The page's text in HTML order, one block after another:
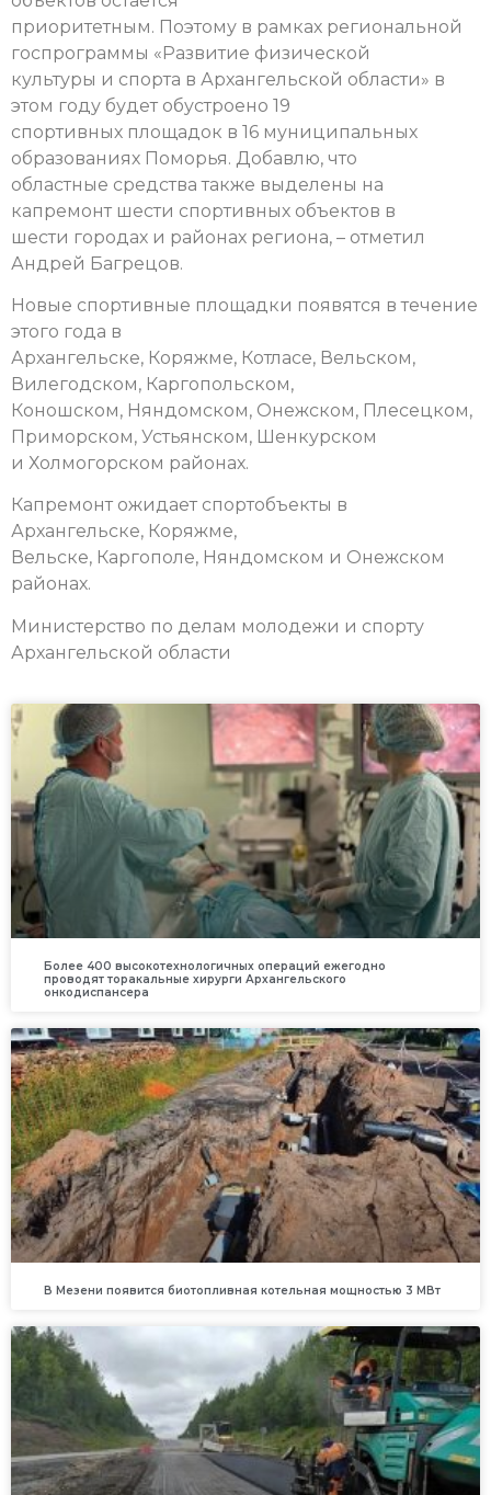
приоритетным. Поэтому в рамках региональной
госпрограммы «Развитие физической
культуры и спорта в Архангельской области» в
этом году будет обустроено 19
спортивных площадок в 16 муниципальных
образованиях Поморья. Добавлю, что
областные средства также выделены на
капремонт шести спортивных объектов в
шести городах и районах региона, – отметил
Андрей Багрецов.
Новые спортивные площадки появятся в течение
этого года в
Архангельске, Коряжме, Котласе, Вельском,
Вилегодском, Каргопольском,
Коношском, Няндомском, Онежском, Плесецком,
Приморском, Устьянском, Шенкурском
и Холмогорском районах.
Капремонт ожидает спортобъекты в
Архангельске, Коряжме,
Вельске, Каргополе, Няндомском и Онежском
районах.
Министерство по делам молодежи и спорту
Архангельской области
Более 400 высокотехнологичных операций ежегодно
проводят торакальные хирурги Архангельского
онкодиспансера
В Мезени появится биотопливная котельная мощностью 3 МВт